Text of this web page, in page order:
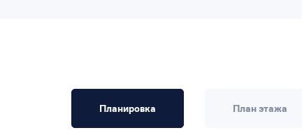
Планировка План этажа